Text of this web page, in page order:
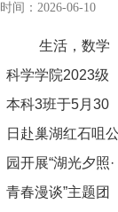
时间：2026-06-10
生活，数学
科学学院2023级
本科3班于5月30
日赴巢湖红石咀公
园开展“湖光夕照·
青春漫谈”主题团